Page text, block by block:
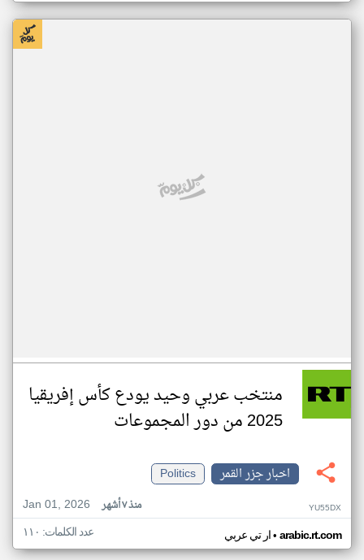
منتخب عربي وحيد يودع كأس إفريقيا
2025 من دور المجموعات
اخبار جزر القمر
Politics
Jan 01, 2026
منذ ٧ أشهر YU55DX
ار تي عربي• arabic.rt.com عدد الكلمات: ١١٠